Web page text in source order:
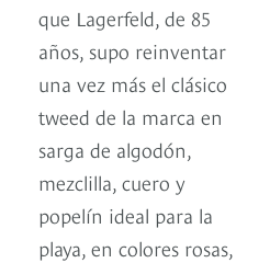
que Lagerfeld, de 85
años, supo reinventar
una vez más el clásico
tweed de la marca en
sarga de algodón,
mezclilla, cuero y
popelín ideal para la
playa, en colores rosas,